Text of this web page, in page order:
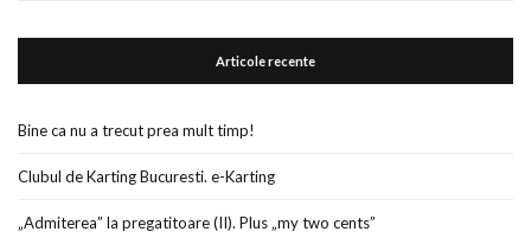
Articole recente
Bine ca nu a trecut prea mult timp!
Clubul de Karting Bucuresti. e-Karting
„Admiterea” la pregatitoare (II). Plus „my two cents”